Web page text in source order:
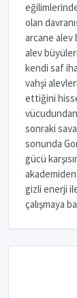
olan
arcane alev
alev
kendi saf
vahşi
ettiğini
sonraki
sonunda
gücü
akademiden
gizli enerji
çalışmaya